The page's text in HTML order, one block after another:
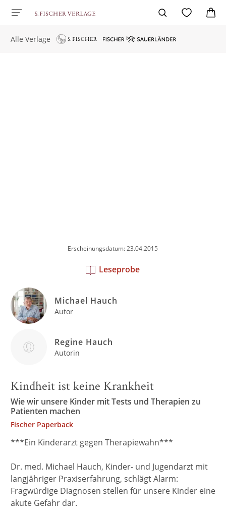
Alle Verlage
Erscheinungsdatum: 23.04.2015
Leseprobe
Michael Hauch
Autor
Regine Hauch
Autorin
Kindheit ist keine Krankheit
Wie wir unsere Kinder mit Tests und Therapien zu
Patienten machen
Fischer Paperback
***Ein Kinderarzt gegen Therapiewahn***
Dr. med. Michael Hauch, Kinder- und Jugendarzt mit
langjähriger Praxiserfahrung, schlägt Alarm:
Fragwürdige Diagnosen stellen für unsere Kinder eine
akute Gefahr dar.